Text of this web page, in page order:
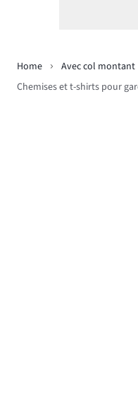
Home
Avec col montant
Chemises et t-shirts pour